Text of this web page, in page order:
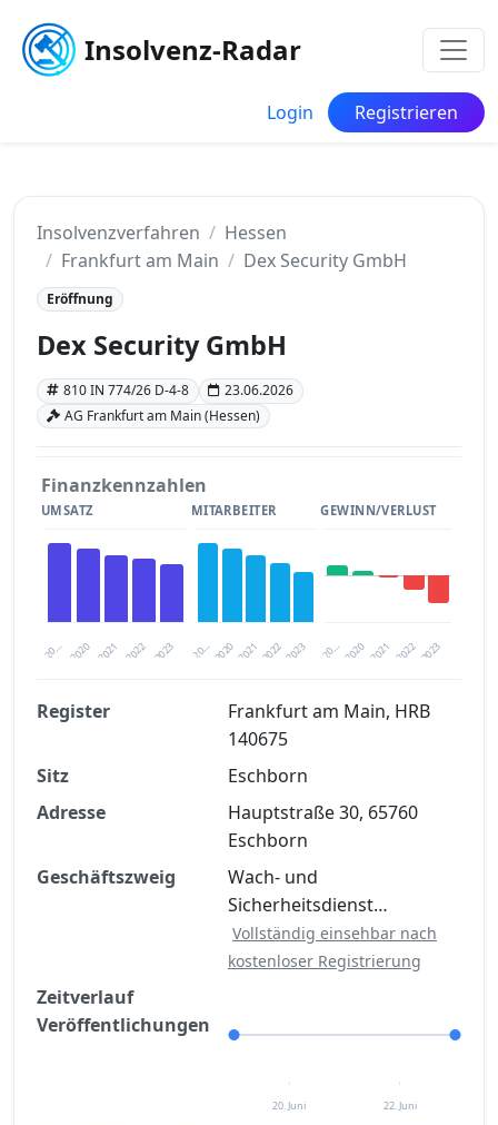
Insolvenz-Radar
Login Registrieren
Insolvenzverfahren
Hessen
Frankfurt am Main
Dex Security GmbH
Eröffnung
Dex Security GmbH
810 IN 774/26 D-4-8
23.06.2026
AG Frankfurt am Main (Hessen)
Finanzkennzahlen
UMSATZ
20… 2021 2023
2020 2022
MITARBEITER
20… 2021 2023
2020 2022
GEWINN/VERLUST
20… 2021 2023
2020 2022
Finanzkennzahlen nach kostenloser
Registrierung verfügbar
Jetzt kostenlos registrieren
Register
Frankfurt am Main, HRB
140675
Sitz
Eschborn
Adresse
Hauptstraße 30, 65760
Eschborn
Geschäftszweig
Wach- und
Sicherheitsdienst…
Vollständig einsehbar nach
kostenloser Registrierung
Zeitverlauf
Veröffentlichungen
20. Juni 22. Juni